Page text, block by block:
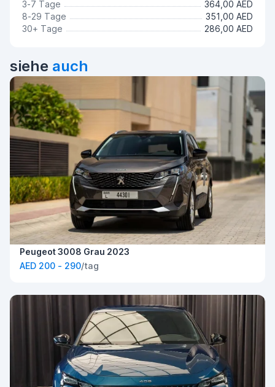
3-7 Tage
364,00 AED
8-29 Tage
351,00 AED
30+ Tage
286,00 AED
siehe auch
Peugeot 3008 Grau 2023
AED 200 - 290/tag